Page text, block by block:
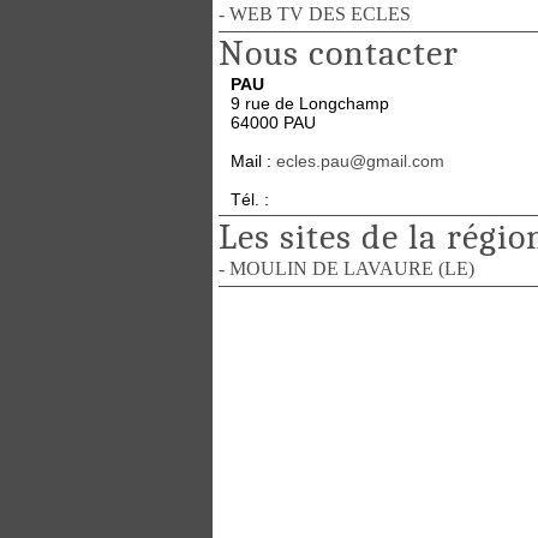
- WEB TV DES ECLES
Nous contacter
PAU
9 rue de Longchamp
64000 PAU
Mail : ecles.pau@gmail.com
Tél. :
Les sites de la
- MOULIN DE LAVAURE (LE)